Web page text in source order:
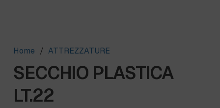
Home / ATTREZZATURE
SECCHIO PLASTICA
LT.22